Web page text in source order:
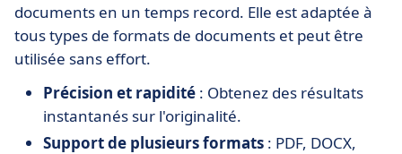
documents en un temps record. Elle est adaptée à
tous types de formats de documents et peut être
utilisée sans effort.
Précision et rapidité : Obtenez des résultats
instantanés sur l'originalité.
Support de plusieurs formats : PDF, DOCX,